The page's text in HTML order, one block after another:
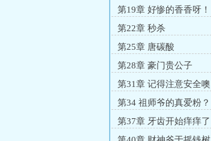
第19章 好惨的香香呀！
第22章 秒杀
第25章 唐碳酸
第28章 豪门贵公子
第31章 记得注意安全噢
第34 祖师爷的真爱粉？
第37章 牙齿开始痒痒了